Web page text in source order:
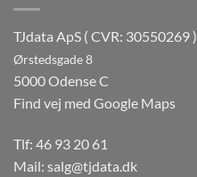
TJdata ApS ( CVR: 30550269 )
Ørstedsgade 8
5000 Odense C
Find vej med Google Maps
Tlf: 46 93 20 61
Mail: salg@tjdata.dk